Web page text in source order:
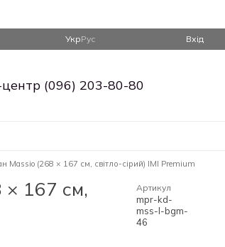
УкрРус Вхід
(096) 203-80-80
Massio (268 × 167 см, світло-сірий) IMI Premium
× 167 см,
Артикул
mpr-kd-
mss-l-bgm-
46